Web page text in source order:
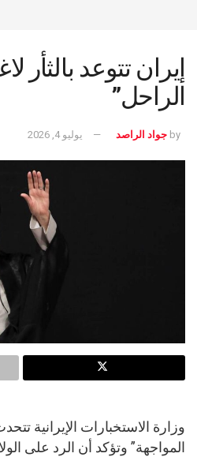
إيران تتوعد بالثأر
الراحل”
by جواد الراصد يوليو 4, 2026
وزارة الاستخبارات الإيرانية
المواجهة” وتؤكد أن الرد على